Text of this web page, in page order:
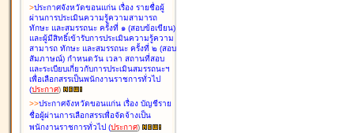
>ประกาศจังหวัดขอนแก่น เรื่อง รายชื่อผู้
ผ่านการประเมินความรู้ความสามารถ
ทักษะ และสมรรถนะ ครั้งที่ ๑ (สอบข้อเขียน)
และผู้มีสิทธิ์เข้ารับการประเมินความรู้ความ
สามารถ ทักษะ และสมรรถนะ ครั้งที่ ๒ (สอบ
สัมภาษณ์) กำหนดวัน เวลา สถานที่สอบ
และระเบียบเกี่ยวกับการประเมินสมรรถนะฯ
เพื่อเลือกสรรเป็นพนักงานราชการทั่วไป
(ประกาศ)
>>ประกาศจังหวัดขอนแก่น เรื่อง บัญชีราย
ชื่อผู้ผ่านการเลือกสรรเพื่อจัดจ้างเป็น
พนักงานราชการทั่วไป (ประกาศ)